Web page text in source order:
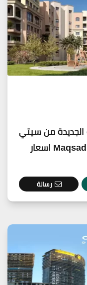
الجديدة من سيتي
ايدج (19839)20+ Maqsad New Capital اسعار
رسالة